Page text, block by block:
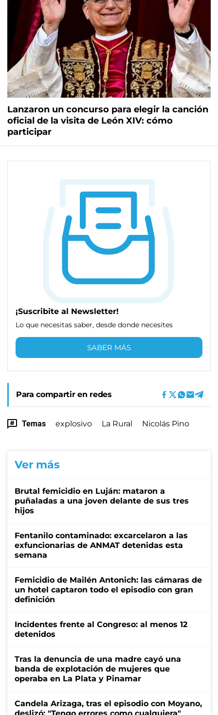
Lanzaron un concurso para elegir la canción
oficial de la visita de León XIV: cómo
participar
¡Suscribite al Newsletter!
Lo que necesitas saber, desde donde necesites
SABER MÁS
Para compartir en redes
Temas explosivo La Rural Nicolás Pino
Ver más
Brutal femicidio en Luján: mataron a
puñaladas a una joven delante de sus tres
hijos
Fentanilo contaminado: excarcelaron a las
exfuncionarias de ANMAT detenidas esta
semana
Femicidio de Mailén Antonich: las cámaras de
un hotel captaron todo el episodio con gran
definición
Incidentes frente al Congreso: al menos 12
detenidos
Tras la denuncia de una madre cayó una
banda de explotación de mujeres que
operaba en La Plata y Pinamar
Candela Arizaga, tras el episodio con Moyano,